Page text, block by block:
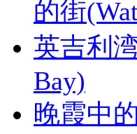
的街
英吉利
Bay)
晚霞中